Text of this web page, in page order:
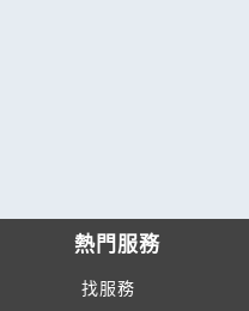
熱門服務
找服務